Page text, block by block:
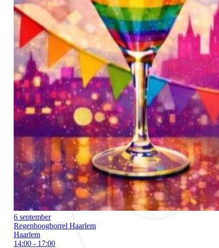
6 september
Regenboogborrel Haarlem
Haarlem
14:00 - 17:00